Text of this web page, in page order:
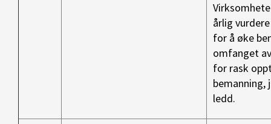
årlig
for å øke
omfanget
for rask
bemanning,
ledd.